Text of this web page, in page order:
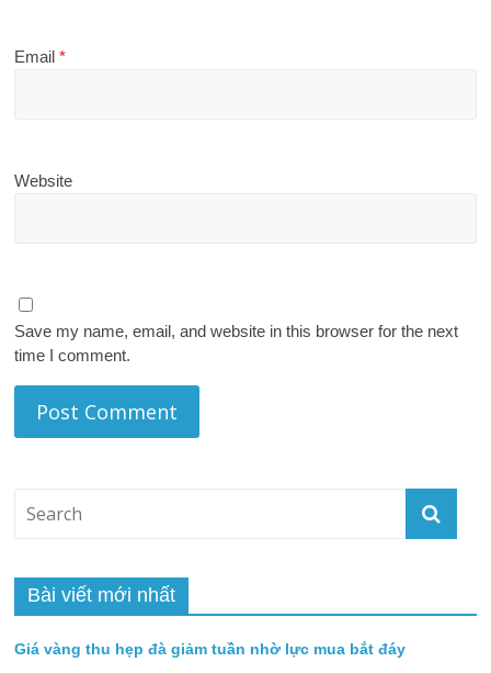
Email*
Website
Save my name, email, and website in this browser for the next
time I comment.
Bài viết mới nhất
Giá vàng thu hẹp đà giảm tuần nhờ lực mua bắt đáy